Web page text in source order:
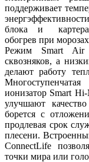
поддерживает
блока и картера
обогрев при
Режим Smart Air
сквозняков, а
делают работу
ионизатор Smart
улучшают
борется с
продлевая срок
плесени.
ConnectLife
точки мира или